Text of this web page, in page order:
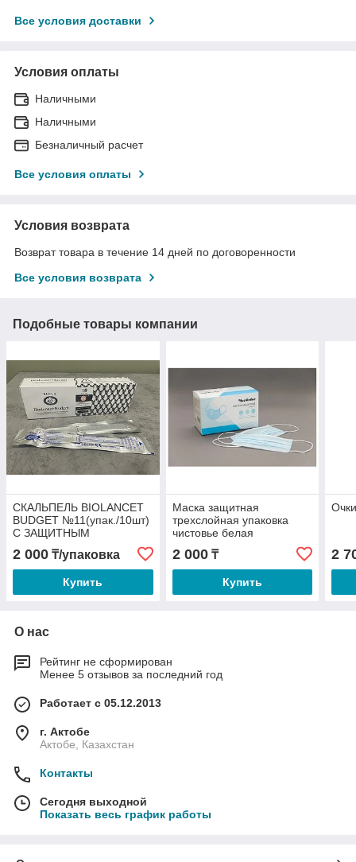
Все условия доставки
Условия оплаты
Наличными
Наличными
Безналичный расчет
Все условия оплаты
Условия возврата
Возврат товара в течение 14 дней по договоренности
Все условия возврата
Подобные товары компании
СКАЛЬПЕЛЬ BIOLANCET
BUDGET №11(упак./10шт)
С ЗАЩИТНЫМ
КОЛПАЧКОМ ИЗ
УГЛЕРОДИСТОЙ СТАЛИ,
ОДНОРАЗОВЫЙ
СТЕРИЛЬНЫЙ
2 000 ₸/упаковка
Купить
Маска защитная
трехслойная упаковка
чистовье белая
2 000₸
Купить
2
О нас
Рейтинг не сформирован
Менее 5 отзывов за последний год
Работает с 05.12.2013
г. Актобе
Актобе, Казахстан
Контакты
Сегодня выходной
Показать весь график работы